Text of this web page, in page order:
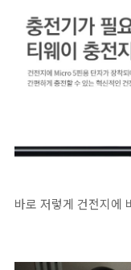
바로 저렇게 건전지에